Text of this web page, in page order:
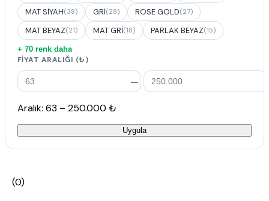
MAT SİYAH(38) GRİ(28) ROSE GOLD(27)
MAT BEYAZ(21) MAT GRİ(18) PARLAK BEYAZ(15)
+ 70 renk daha
FIYAT ARALIĞI (₺)
—
Aralık: 63 – 250.000 ₺
Uygula
(0)